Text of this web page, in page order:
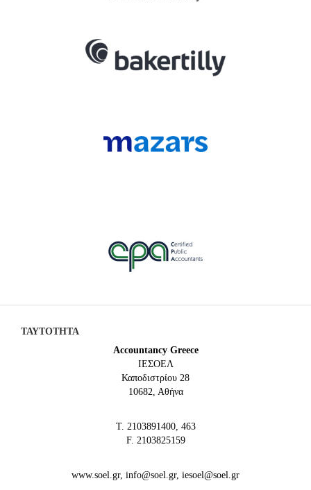
ΤΑΥΤΟΤΗΤΑ
Accountancy Greece
IEΣΟΕΛ
Καποδιστρίου 28
10682, Αθήνα
Τ. 2103891400, 463
F. 2103825159
www.soel.gr, info@soel.gr, iesoel@soel.gr